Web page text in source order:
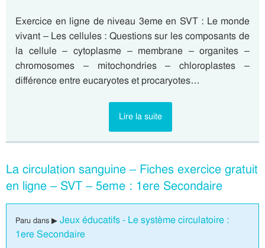
Exercice en ligne de niveau 3eme en SVT : Le monde
vivant – Les cellules : Questions sur les composants de
la cellule – cytoplasme – membrane – organites –
chromosomes – mitochondries – chloroplastes –
différence entre eucaryotes et procaryotes…
Lire la suite
La circulation sanguine – Fiches exercice gratuit
en ligne – SVT – 5eme : 1ere Secondaire
Paru dans ▶ Jeux éducatifs - Le système circulatoire :
1ere Secondaire